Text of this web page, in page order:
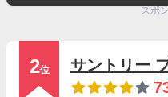
スポ
2位
サントリー